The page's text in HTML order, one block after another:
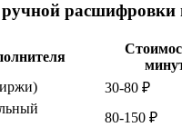
расшифровки
30-80 ₽
80-150 ₽